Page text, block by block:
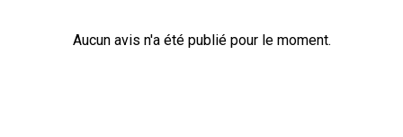
Aucun avis n'a été publié pour le moment.